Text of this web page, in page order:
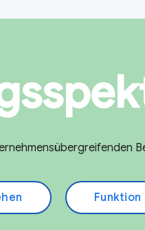
Funktion